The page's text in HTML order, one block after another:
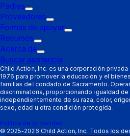
Padres
Submenú
de
disparo:
Padres
Proveedores
Submenú
de
Proveedores
Formas de apoyar
Submenú
Formas
de
apoyar
Recursos
Submenú
de
disparo:
Recursos
Acerca de
Submenú
de
disparo:
Acerca
de
Buscar asistencia
Child Action, Inc. es una corporación
1976 para promover la educación y el
familias del condado de Sacramento.
discriminatoria, proporcionando igualdad
independientemente de su raza, color,
sexo, edad u otra condición protegida.
Política de privacidad
© 2025-2026 Child Action, Inc. Todos los